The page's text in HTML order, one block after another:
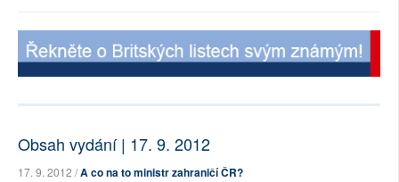
Obsah vydání | 17. 9. 2012
17. 9. 2012 /A co na to ministr zahraničí ČR?